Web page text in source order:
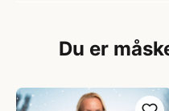
Du er